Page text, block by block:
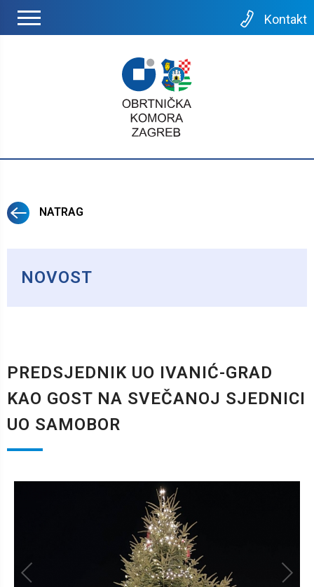
Kontakt
NATRAG
NOVOST
PREDSJEDNIK UO IVANIĆ-GRAD
KAO GOST NA SVEČANOJ SJEDNICI
UO SAMOBOR